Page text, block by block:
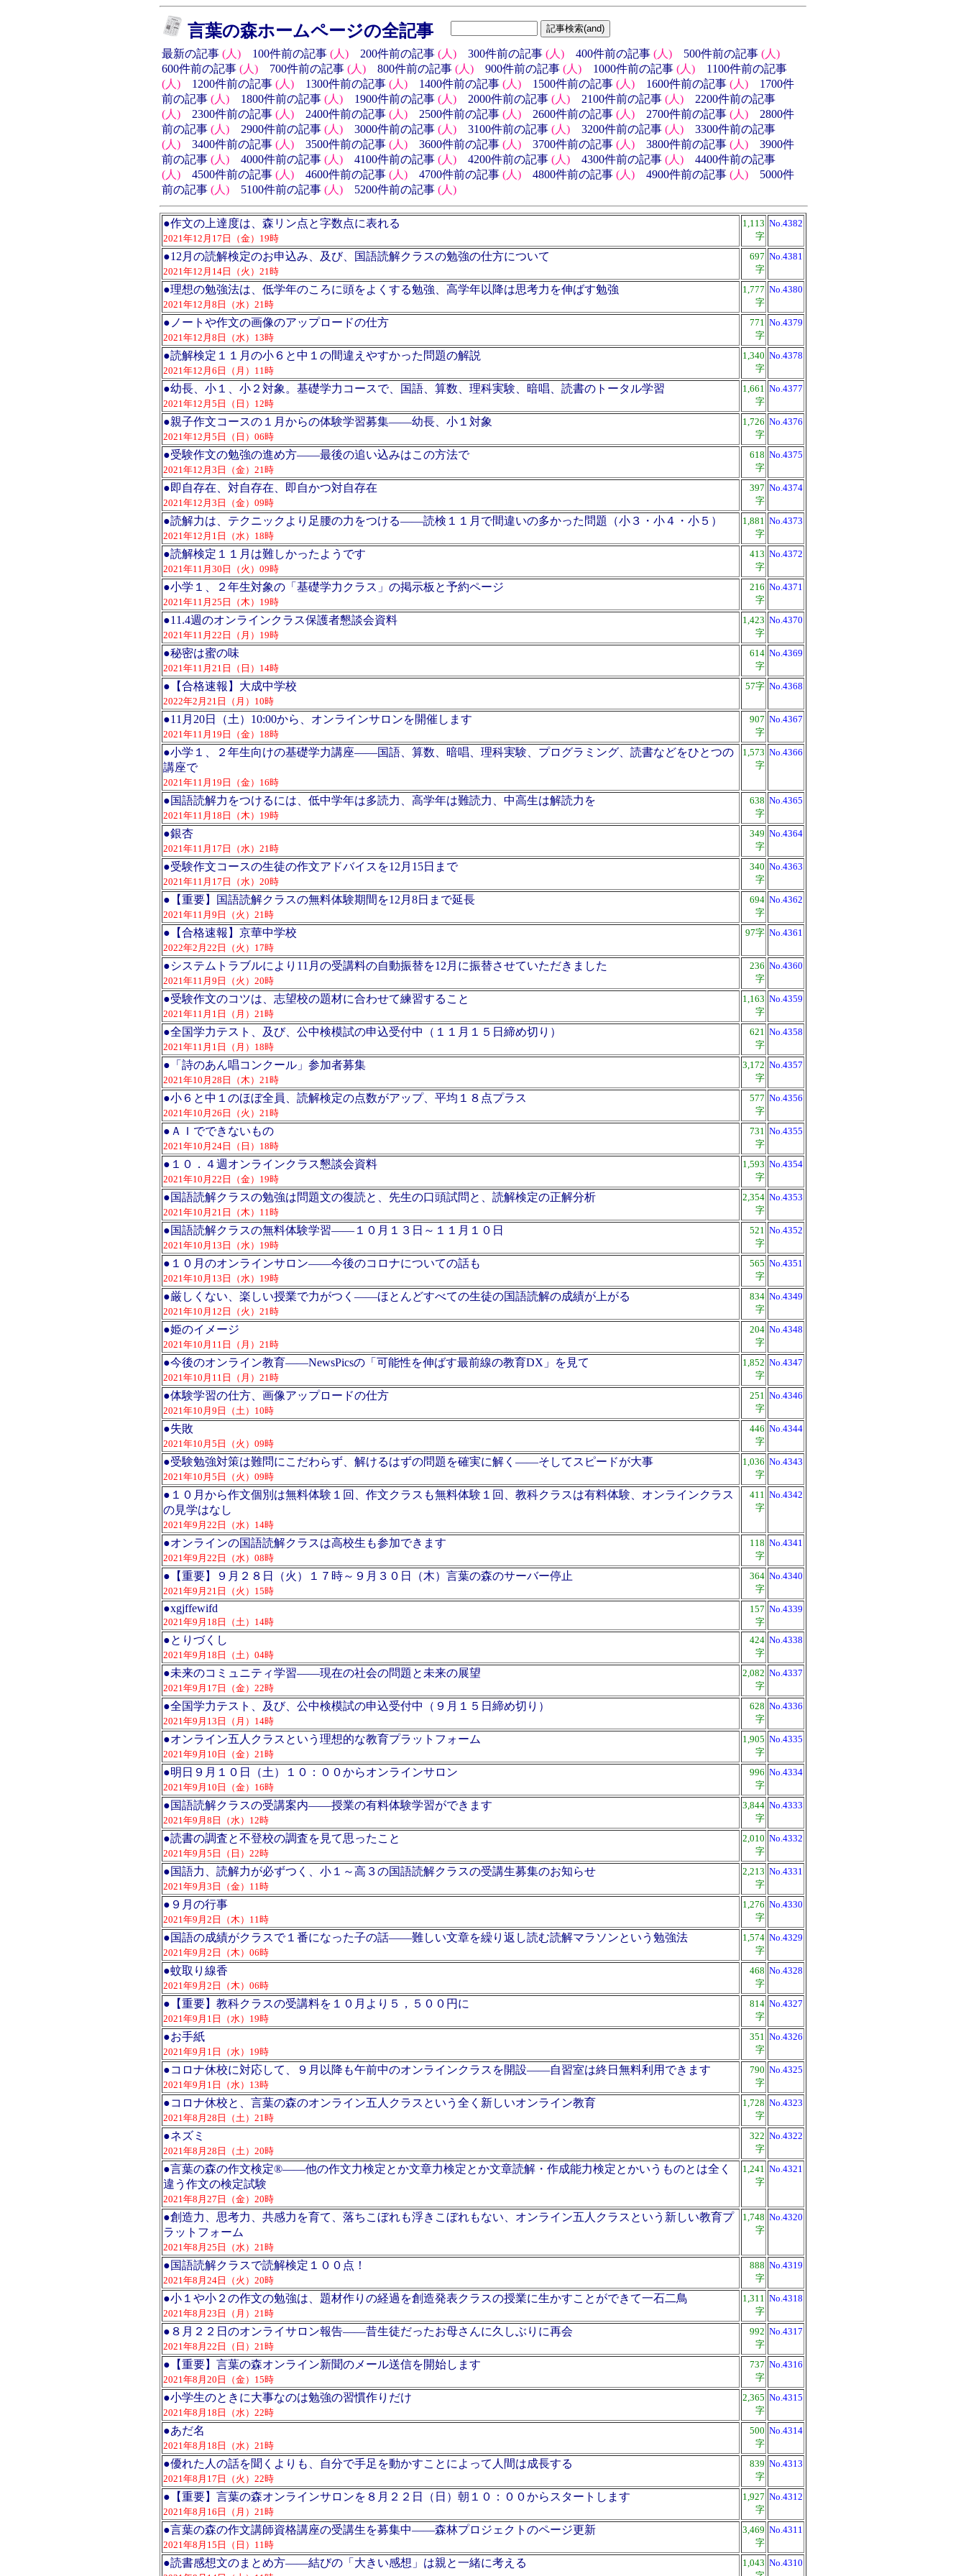
言葉の森ホームページの全記事
最新の記事 (人) 100件前の記事 (人) 200件前の記事 (人) 300件前の記事 (人) 400件前の記事 (人) 500件前の記事 (人)
600件前の記事 (人) 700件前の記事 (人) 800件前の記事 (人) 900件前の記事 (人) 1000件前の記事 (人)
1100件前の記事
(人)
1200件前の記事 (人) 1300件前の記事 (人) 1400件前の記事 (人) 1500件前の記事 (人) 1600件前の記事 (人)
1700件
前の記事 (人) 1800件前の記事 (人) 1900件前の記事 (人) 2000件前の記事 (人) 2100件前の記事 (人)
2200件前の記事
(人)
2300件前の記事 (人) 2400件前の記事 (人) 2500件前の記事 (人) 2600件前の記事 (人) 2700件前の記事 (人)
2800件
前の記事 (人) 2900件前の記事 (人) 3000件前の記事 (人) 3100件前の記事 (人) 3200件前の記事 (人)
3300件前の記事
(人)
3400件前の記事 (人) 3500件前の記事 (人) 3600件前の記事 (人) 3700件前の記事 (人) 3800件前の記事 (人)
3900件
前の記事 (人) 4000件前の記事 (人) 4100件前の記事 (人) 4200件前の記事 (人) 4300件前の記事 (人)
4400件前の記事
(人)
4500件前の記事 (人) 4600件前の記事 (人) 4700件前の記事 (人) 4800件前の記事 (人) 4900件前の記事 (人)
5000件
前の記事 (人) 5100件前の記事 (人) 5200件前の記事 (人)
●作文の上達度は、森リン点と字数点に表れる
2021年12月17日（金）19時
1,113
字
No.4382
●12月の読解検定のお申込み、及び、国語読解クラスの勉強の仕方について
2021年12月14日（火）21時
697
字
No.4381
●理想の勉強法は、低学年のころに頭をよくする勉強、高学年以降は思考力を伸ばす勉強
2021年12月8日（水）21時
1,777
字
No.4380
● ノートや作文の画像のアップロードの仕方
2021年12月8日（水）13時
771
字
No.4379
●読解検定１１月の小６と中１の間違えやすかった問題の解説
2021年12月6日（月）11時
1,340
字
No.4378
●幼長、小１、小２対象。基礎学力コースで、国語、算数、理科実験、暗唱、読書のトータル学習
2021年12月5日（日）12時
1,661
字
No.4377
●親子作文コースの１月からの体験学習募集――幼長、小１対象
2021年12月5日（日）06時
1,726
字
No.4376
●受験作文の勉強の進め方――最後の追い込みはこの方法で
2021年12月3日（金）21時
618
字
No.4375
●即自存在、対自存在、即自かつ対自存在
2021年12月3日（金）09時
397
字
No.4374
●読解力は、テクニックより足腰の力をつける――読検１１月で間違いの多かった問題（小３・小４・小５）
2021年12月1日（水）18時
1,881
字
No.4373
●読解検定１１月は難しかったようです
2021年11月30日（火）09時
413
字
No.4372
●小学１、２年生対象の「基礎学力クラス」の掲示板と予約ページ
2021年11月25日（木）19時
216
字
No.4371
●11.4週のオンラインクラス保護者懇談会資料
2021年11月22日（月）19時
1,423
字
No.4370
●秘密は蜜の味
2021年11月21日（日）14時
614
字
No.4369
● 【合格速報】大成中学校
2022年2月21日（月）10時
57字 No.4368
●11月20日（土）10:00から、オンラインサロンを開催します
2021年11月19日（金）18時
907
字
No.4367
●小学１、２年生向けの基礎学力講座――国語、算数、暗唱、理科実験、プログラミング、読書などをひとつの
講座で
2021年11月19日（金）16時
1,573
字
No.4366
●国語読解力をつけるには、低中学年は多読力、高学年は難読力、中高生は解読力を
2021年11月18日（木）19時
638
字
No.4365
●銀杏
2021年11月17日（水）21時
349
字
No.4364
●受験作文コースの生徒の作文アドバイスを12月15日まで
2021年11月17日（水）20時
340
字
No.4363
● 【重要】国語読解クラスの無料体験期間を12月8日まで延長
2021年11月9日（火）21時
694
字
No.4362
● 【合格速報】京華中学校
2022年2月22日（火）17時
97字 No.4361
●システムトラブルにより11月の受講料の自動振替を12月に振替させていただきました
2021年11月9日（火）20時
236
字
No.4360
●受験作文のコツは、志望校の題材に合わせて練習すること
2021年11月1日（月）21時
1,163
字
No.4359
●全国学力テスト、及び、公中検模試の申込受付中（１１月１５日締め切り）
2021年11月1日（月）18時
621
字
No.4358
● 「詩のあん唱コンクール」参加者募集
2021年10月28日（木）21時
3,172
字
No.4357
●小６と中１のほぼ全員、読解検定の点数がアップ、平均１８点プラス
2021年10月26日（火）21時
577
字
No.4356
● ＡＩでできないもの
2021年10月24日（日）18時
731
字
No.4355
● １０．４週オンラインクラス懇談会資料
2021年10月22日（金）19時
1,593
字
No.4354
●国語読解クラスの勉強は問題文の復読と、先生の口頭試問と、読解検定の正解分析
2021年10月21日（木）11時
2,354
字
No.4353
●国語読解クラスの無料体験学習――１０月１３日～１１月１０日
2021年10月13日（水）19時
521
字
No.4352
● １０月のオンラインサロン――今後のコロナについての話も
2021年10月13日（水）19時
565
字
No.4351
●厳しくない、楽しい授業で力がつく――ほとんどすべての生徒の国語読解の成績が上がる
2021年10月12日（火）21時
834
字
No.4349
●姫のイメージ
2021年10月11日（月）21時
204
字
No.4348
●今後のオンライン教育――NewsPicsの「可能性を伸ばす最前線の教育DX」を見て
2021年10月11日（月）21時
1,852
字
No.4347
●体験学習の仕方、画像アップロードの仕方
2021年10月9日（土）10時
251
字
No.4346
●失敗
2021年10月5日（火）09時
446
字
No.4344
●受験勉強対策は難問にこだわらず、解けるはずの問題を確実に解く――そしてスピードが大事
2021年10月5日（火）09時
1,036
字
No.4343
● １０月から作文個別は無料体験１回、作文クラスも無料体験１回、教科クラスは有料体験、オンラインクラス
の見学はなし
2021年9月22日（水）14時
411
字
No.4342
●オンラインの国語読解クラスは高校生も参加できます
2021年9月22日（水）08時
118
字
No.4341
● 【重要】９月２８日（火）１７時～９月３０日（木）言葉の森のサーバー停止
2021年9月21日（火）15時
364
字
No.4340
●xgjffewifd
2021年9月18日（土）14時
157
字
No.4339
●とりづくし
2021年9月18日（土）04時
424
字
No.4338
●未来のコミュニティ学習――現在の社会の問題と未来の展望
2021年9月17日（金）22時
2,082
字
No.4337
●全国学力テスト、及び、公中検模試の申込受付中（９月１５日締め切り）
2021年9月13日（月）14時
628
字
No.4336
●オンライン五人クラスという理想的な教育プラットフォーム
2021年9月10日（金）21時
1,905
字
No.4335
●明日９月１０日（土）１０：００からオンラインサロン
2021年9月10日（金）16時
996
字
No.4334
●国語読解クラスの受講案内――授業の有料体験学習ができます
2021年9月8日（水）12時
3,844
字
No.4333
●読書の調査と不登校の調査を見て思ったこと
2021年9月5日（日）22時
2,010
字
No.4332
●国語力、読解力が必ずつく、小１～高３の国語読解クラスの受講生募集のお知らせ
2021年9月3日（金）11時
2,213
字
No.4331
● ９月の行事
2021年9月2日（木）11時
1,276
字
No.4330
●国語の成績がクラスで１番になった子の話――難しい文章を繰り返し読む読解マラソンという勉強法
2021年9月2日（木）06時
1,574
字
No.4329
●蚊取り線香
2021年9月2日（木）06時
468
字
No.4328
● 【重要】教科クラスの受講料を１０月より５，５００円に
2021年9月1日（水）19時
814
字
No.4327
●お手紙
2021年9月1日（水）19時
351
字
No.4326
●コロナ休校に対応して、９月以降も午前中のオンラインクラスを開設――自習室は終日無料利用できます
2021年9月1日（水）13時
790
字
No.4325
●コロナ休校と、言葉の森のオンライン五人クラスという全く新しいオンライン教育
2021年8月28日（土）21時
1,728
字
No.4323
●ネズミ
2021年8月28日（土）20時
322
字
No.4322
●言葉の森の作文検定®――他の作文力検定とか文章力検定とか文章読解・作成能力検定とかいうものとは全く
違う作文の検定試験
2021年8月27日（金）20時
1,241
字
No.4321
●創造力、思考力、共感力を育て、落ちこぼれも浮きこぼれもない、オンライン五人クラスという新しい教育プ
ラットフォーム
2021年8月25日（水）21時
1,748
字
No.4320
●国語読解クラスで読解検定１００点！
2021年8月24日（火）20時
888
字
No.4319
●小１や小２の作文の勉強は、題材作りの経過を創造発表クラスの授業に生かすことができて一石二鳥
2021年8月23日（月）21時
1,311
字
No.4318
● ８月２２日のオンライサロン報告――昔生徒だったお母さんに久しぶりに再会
2021年8月22日（日）21時
992
字
No.4317
● 【重要】言葉の森オンライン新聞のメール送信を開始します
2021年8月20日（金）15時
737
字
No.4316
●小学生のときに大事なのは勉強の習慣作りだけ
2021年8月18日（水）22時
2,365
字
No.4315
●あだ名
2021年8月18日（水）21時
500
字
No.4314
●優れた人の話を聞くよりも、自分で手足を動かすことによって人間は成長する
2021年8月17日（火）22時
839
字
No.4313
● 【重要】言葉の森オンラインサロンを８月２２日（日）朝１０：００からスタートします
2021年8月16日（月）21時
1,927
字
No.4312
●言葉の森の作文講師資格講座の受講生を募集中――森林プロジェクトのページ更新
2021年8月15日（日）11時
3,469
字
No.4311
●読書感想文のまとめ方――結びの「大きい感想」は親と一緒に考える
1,043 No.4310